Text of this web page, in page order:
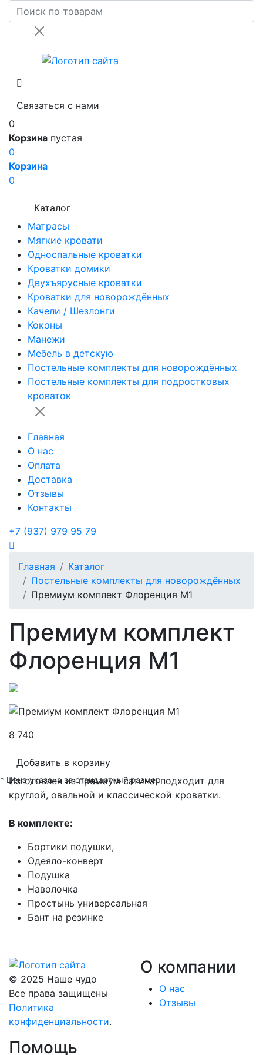
Связаться с нами
0
Корзина пустая
0
Корзина
0
Каталог
Матрасы
Мягкие кровати
Односпальные кроватки
Кроватки домики
Двухъярусные кроватки
Кроватки для новорождённых
Качели / Шезлонги
Коконы
Манежи
Мебель в детскую
Постельные комплекты для новорождённых
Постельные комплекты для подростковых
кроваток
Главная
О нас
Оплата
Доставка
Отзывы
Контакты
+7 (937) 979 95 79
Главная
Каталог
Постельные комплекты для новорождённых
Премиум комплект Флоренция М1
Премиум комплект
Флоренция М1
8 740
Добавить в корзину
* Цена указана за стандартный размер
Изготовлен из премиум сатина, подходит для
круглой, овальной и классической кроватки.
В комплекте:
Бортики подушки,
Одеяло-конверт
Подушка
Наволочка
Простынь универсальная
Бант на резинке
© 2025 Наше чудо
Все права защищены
Политика
конфиденциальности.
О компании
О нас
Отзывы
Помощь